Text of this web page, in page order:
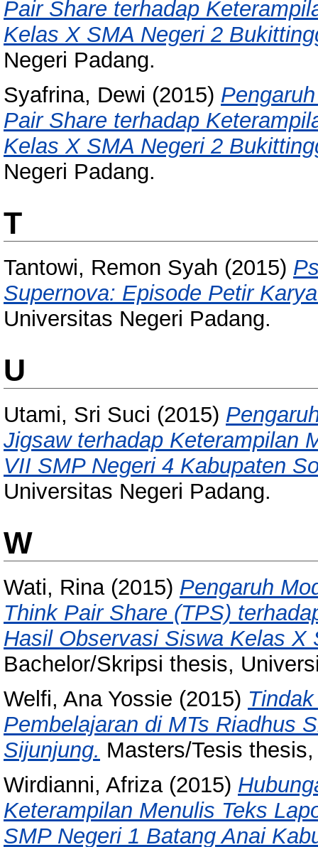
Pair Share terhadap
Kelas X SMA Negeri 2
Negeri Padang.
Syafrina, Dewi (2015)
Pair Share terhadap
Kelas X SMA Negeri 2
Negeri Padang.
T
Tantowi, Remon Syah (2015)
Supernova: Episode Petir
Universitas Negeri Padang.
U
Utami, Sri Suci (2015)
Jigsaw terhadap Keterampilan
VII SMP Negeri 4 Kabupaten
Universitas Negeri Padang.
W
Wati, Rina(2015) Pengaruh
Think Pair Share (TPS)
Hasil Observasi Siswa Kelas X
Bachelor/Skripsi thesis,
Welfi, Ana Yossie (2015)
Pembelajaran di MTs Riadhus
Sijunjung. Masters/Tesis
Wirdianni, Afriza(2015)
Keterampilan Menulis Teks
SMP Negeri 1 Batang Anai